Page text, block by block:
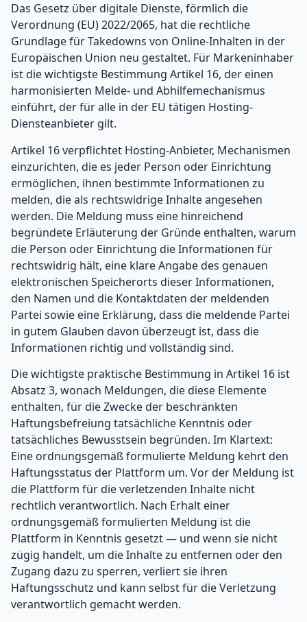
Das Gesetz über digitale Dienste, förmlich die
Verordnung (EU) 2022/2065, hat die rechtliche
Grundlage für Takedowns von Online-Inhalten in der
Europäischen Union neu gestaltet. Für Markeninhaber
ist die wichtigste Bestimmung Artikel 16, der einen
harmonisierten Melde- und Abhilfemechanismus
einführt, der für alle in der EU tätigen Hosting-
Diensteanbieter gilt.
Artikel 16 verpflichtet Hosting-Anbieter, Mechanismen
einzurichten, die es jeder Person oder Einrichtung
ermöglichen, ihnen bestimmte Informationen zu
melden, die als rechtswidrige Inhalte angesehen
werden. Die Meldung muss eine hinreichend
begründete Erläuterung der Gründe enthalten, warum
die Person oder Einrichtung die Informationen für
rechtswidrig hält, eine klare Angabe des genauen
elektronischen Speicherorts dieser Informationen,
den Namen und die Kontaktdaten der meldenden
Partei sowie eine Erklärung, dass die meldende Partei
in gutem Glauben davon überzeugt ist, dass die
Informationen richtig und vollständig sind.
Die wichtigste praktische Bestimmung in Artikel 16 ist
Absatz 3, wonach Meldungen, die diese Elemente
enthalten, für die Zwecke der beschränkten
Haftungsbefreiung tatsächliche Kenntnis oder
tatsächliches Bewusstsein begründen. Im Klartext:
Eine ordnungsgemäß formulierte Meldung kehrt den
Haftungsstatus der Plattform um. Vor der Meldung ist
die Plattform für die verletzenden Inhalte nicht
rechtlich verantwortlich. Nach Erhalt einer
ordnungsgemäß formulierten Meldung ist die
Plattform in Kenntnis gesetzt — und wenn sie nicht
zügig handelt, um die Inhalte zu entfernen oder den
Zugang dazu zu sperren, verliert sie ihren
Haftungsschutz und kann selbst für die Verletzung
verantwortlich gemacht werden.